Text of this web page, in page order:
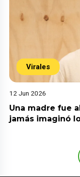
Virales
12 Jun 2026
Una madre fue
jamás imaginó